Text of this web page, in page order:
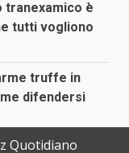
tranexamico è
tutti vogliono
truffe in
difendersi
Quotidiano